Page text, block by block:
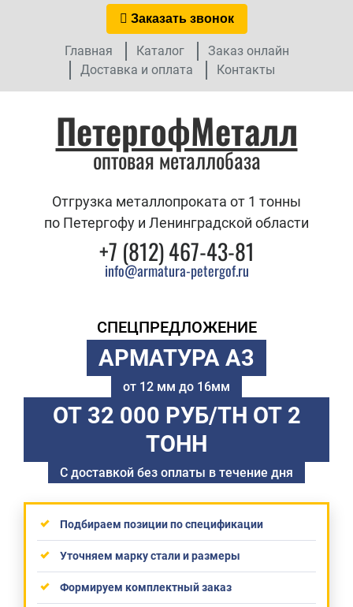
Заказать звонок
Главная Каталог
Заказ онлайн
Доставка и оплата
Контакты
ПетергофМеталл
оптовая металлобаза
Отгрузка металлопроката от 1 тонны
по Петергофу и Ленинградской области
+7 (812) 467-43-81
info@armatura-petergof.ru
СПЕЦПРЕДЛОЖЕНИЕ
АРМАТУРА А3
от 12 мм до 16мм
ОТ 32 000 РУБ/ТН ОТ 2
ТОНН
С доставкой без оплаты в течение дня
Подбираем позиции по спецификации
Уточняем марку стали и размеры
Формируем комплектный заказ